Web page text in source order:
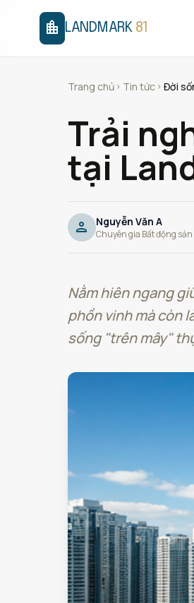
location_city LANDMARK 81
Trang chủ chevron_right Tin tức chevron_right Đời
Trải
tại
person Nguyễn Văn A
Chuyên gia Bất động
Nằm hiên ngang
phồn vinh mà còn
sống "trên mây"